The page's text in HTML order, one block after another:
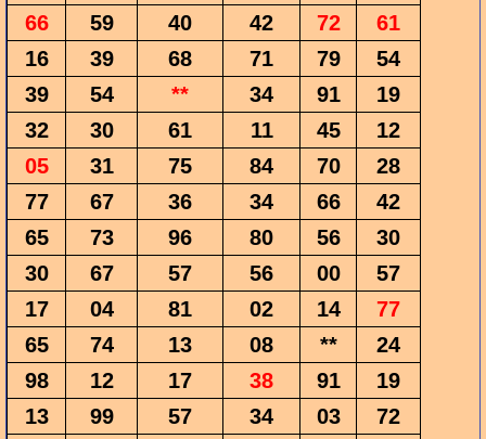
66
59 40 42 72
61
16
39 68 71 79
54
39
54 ** 34 91
19
32
30 61 11 45
12
05
31 75 84 70
28
77
67 36 34 66
42
65
73 96 80 56
30
30
67 57 56 00
57
17
04 81 02 14
77
65
74 13 08 **
24
98
12 17 38 91
19
13
99 57 34 03
72